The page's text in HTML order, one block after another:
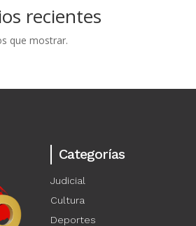
recientes
que mostrar.
Categorías
Judicial
Cultura
Deportes